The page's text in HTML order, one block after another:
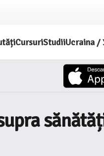
CursuriStudiiUcraina /